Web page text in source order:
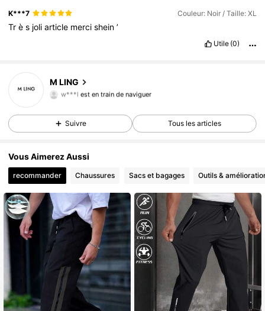
K***7 Couleur: Noir / Taille: XL
Très joliarticle mercishein’
Utile (0)
M LING
4,64
759 Suiveurs
w***l est en train de naviguer
4,64 759 Suiveurs
Suivre Tous les articles
Vous Aimerez Aussi
recommander Chaussures Sacs et bagages Outils &